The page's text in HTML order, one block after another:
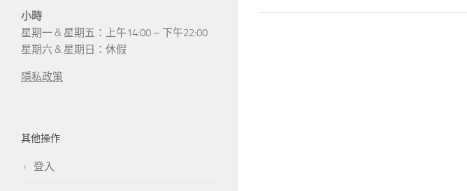
小時
星期一 & 星期五：上午14:00 – 下午22:00
星期六 & 星期日：休假
隱私政策
其他操作
登入